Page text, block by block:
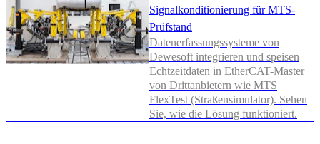
Signalkonditionierung für MTS-
Prüfstand
Datenerfassungssysteme von
Dewesoft integrieren und speisen
Echtzeitdaten in EtherCAT-Master
von Drittanbietern wie MTS
FlexTest (Straßensimulator). Sehen
Sie, wie die Lösung funktioniert.